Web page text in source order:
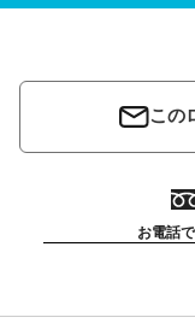
この
お電話